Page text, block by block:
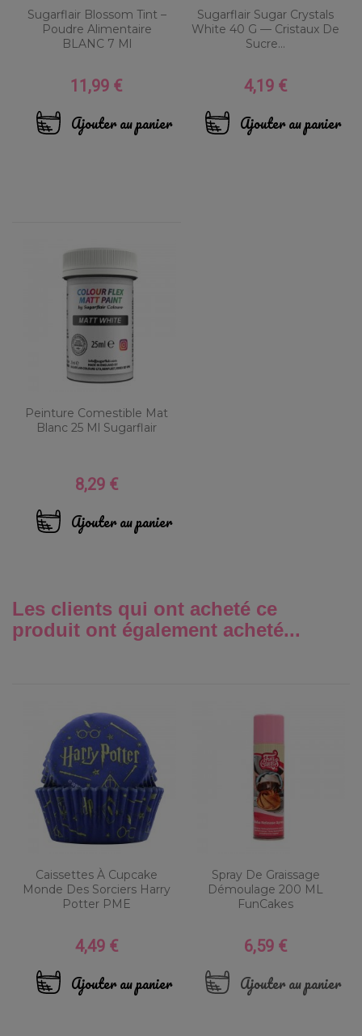
Sugarflair Blossom Tint –
Poudre Alimentaire
BLANC 7 Ml
Prix
11,99 €
Ajouter au panier
Sugarflair Sugar Crystals
White 40 G — Cristaux De
Sucre...
Prix
4,19 €
Ajouter au panier
Peinture Comestible Mat
Blanc 25 Ml Sugarflair
Prix
8,29 €
Ajouter au panier
Les clients qui ont acheté ce
produit ont également acheté...
Caissettes À Cupcake
Monde Des Sorciers Harry
Potter PME
Prix
4,49 €
Ajouter au panier
Spray De Graissage
Démoulage 200 ML
FunCakes
Prix
6,59 €
Ajouter au panier